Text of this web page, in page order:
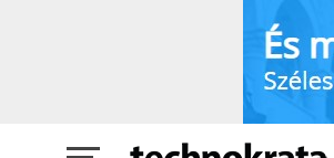
Gamer nyálcsorgatás